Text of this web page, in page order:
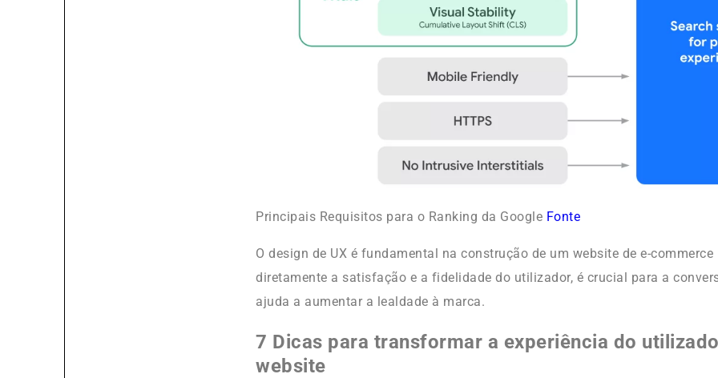
Principais Requisitos para o Ranking da Google Fonte
O design de UX é fundamental na construção de um website de e-
diretamente a satisfação e a fidelidade do utilizador, é crucial para a
ajuda a aumentar a lealdade à marca.
7 Dicas para transformar a experiência do
website